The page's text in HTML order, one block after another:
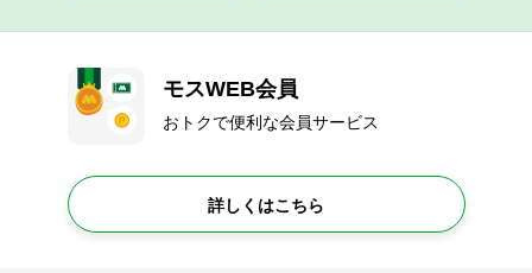
モスWEB会員
おトクで便利な会員サービス
詳しくはこちら